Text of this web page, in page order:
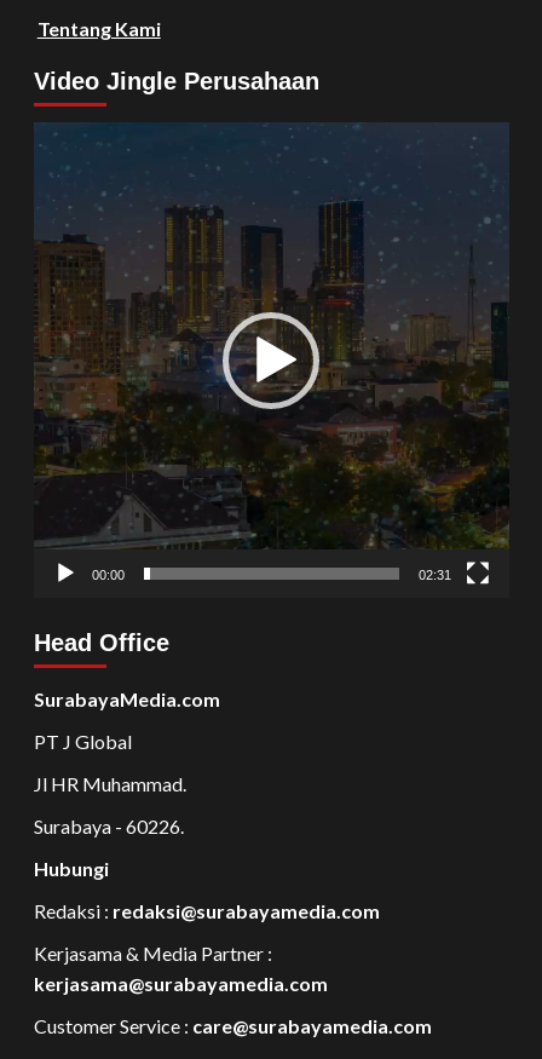
Tentang Kami
Video Jingle Perusahaan
Video
Player
00:00 02:31
Head Office
SurabayaMedia.com
PT J Global
Jl HR Muhammad.
Surabaya - 60226.
Hubungi
Redaksi : redaksi@surabayamedia.com
Kerjasama & Media Partner :
kerjasama@surabayamedia.com
Customer Service : care@surabayamedia.com